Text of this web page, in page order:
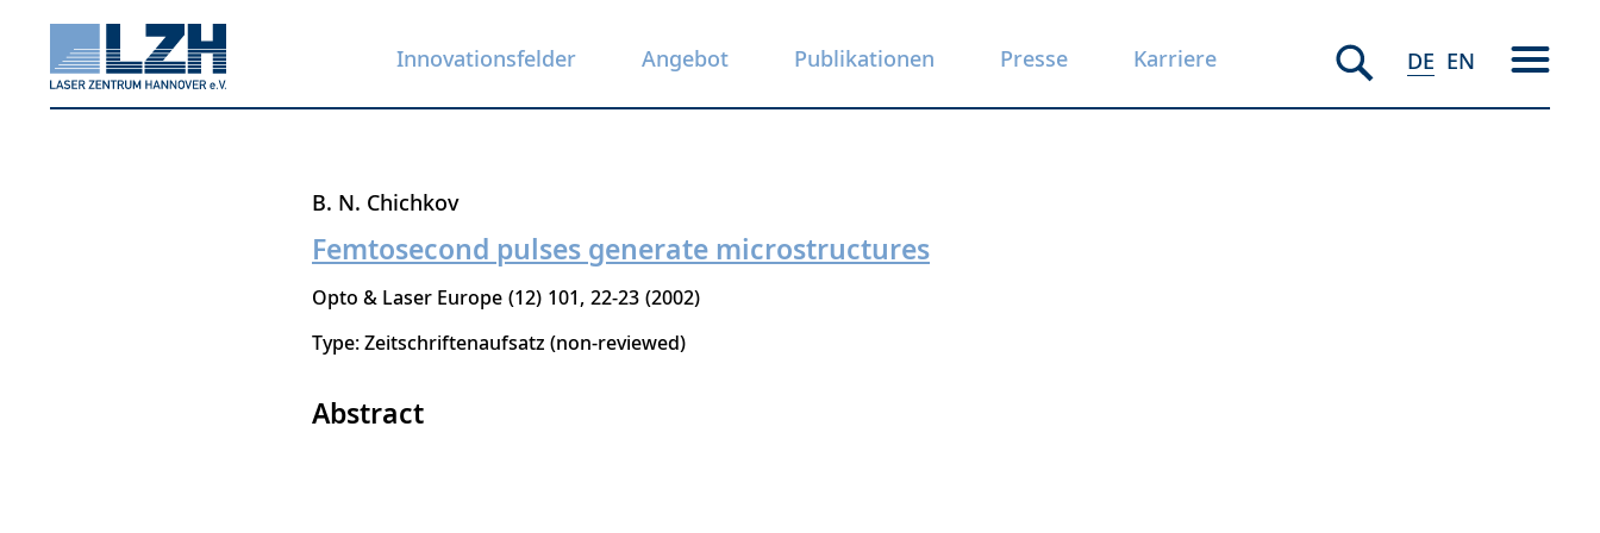
Innovationsfelder Angebot Publikationen Presse Karriere DE EN
B. N. Chichkov
Femtosecond pulses generate microstructures
Opto & Laser Europe 12 101 22-23 2002
Type: Zeitschriftenaufsatz (non-reviewed)
Abstract